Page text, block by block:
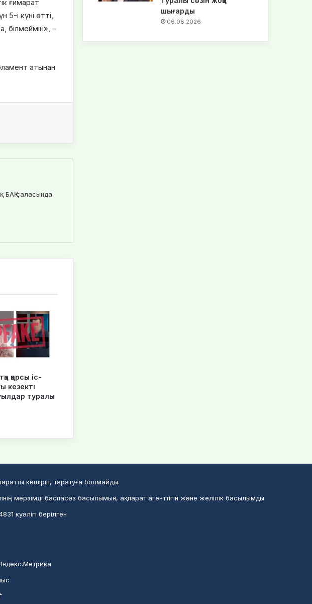
ғимарат
і күні өтті,
білмеймін», –
атынан
БАҚ саласында
қарсы іс-
кезекті
туралы
шығарды
06.08.2026
көшіріп, таратуға болмайды.
мерзімді баспасөз басылымын, ақпарат агенттігін және желілік басылымды
куәлігі берілген
TikTok